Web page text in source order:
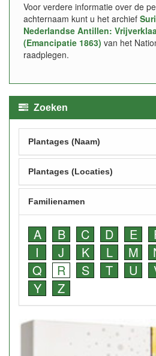
Voor verdere informatie over de
achternaam kunt u het archief
Nederlandse Antillen:
(Emancipatie 1863) van het
raadplegen.
Zoeken
Plantages (Naam)
Plantages (Locaties)
Familienamen
A B C D E
I
J K L M
Q
R S T U
Y
Z